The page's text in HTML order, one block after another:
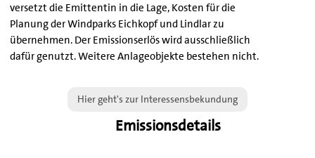
versetzt die Emittentin in die Lage, Kosten für die
Planung der Windparks Eichkopf und Lindlar zu
übernehmen. Der Emissionserlös wird ausschließlich
dafür genutzt. Weitere Anlageobjekte bestehen nicht.
Hier geht's zur Interessensbekundung
Emissionsdetails